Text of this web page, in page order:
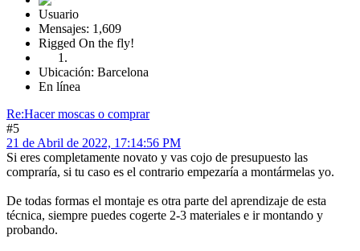
Usuario
Mensajes: 1,609
Rigged On the fly!
Ubicación: Barcelona
En línea
Re:Hacer moscas o comprar
#5
21 de Abril de 2022, 17:14:56 PM
Si eres completamente novato y vas cojo de presupuesto las
compraría, si tu caso es el contrario empezaría a montármelas yo.
De todas formas el montaje es otra parte del aprendizaje de esta
técnica, siempre puedes cogerte 2-3 materiales e ir montando y
probando.